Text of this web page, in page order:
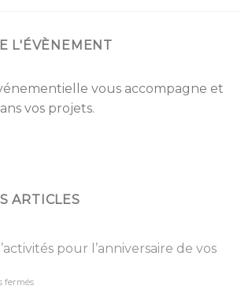
L'ÉVÈNEMENT
vous accompagne et
vos projets.
ARTICLES
pour l’anniversaire de vos
ferméssur